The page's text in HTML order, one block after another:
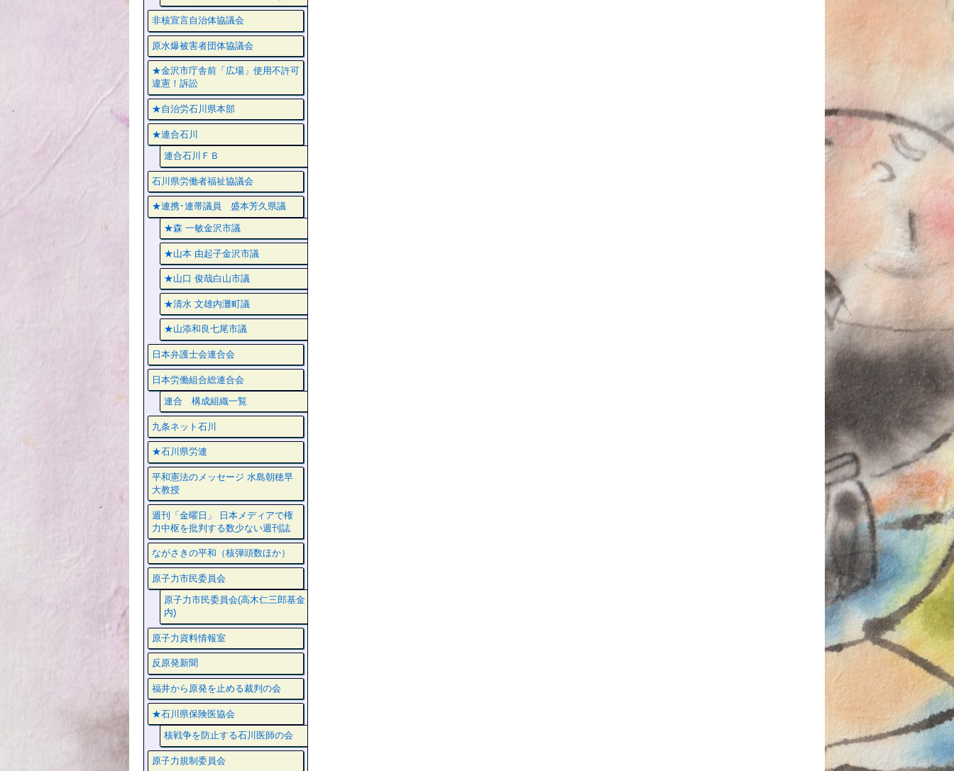
非核宣言自治体協議会
原水爆被害者団体協議会
★金沢市庁舎前「広場」使用不許可
違憲！訴訟
★自治労石川県本部
★連合石川
連合石川ＦＢ
石川県労働者福祉協議会
★連携･連帯議員 盛本芳久県議
★森 一敏金沢市議
★山本 由起子金沢市議
★山口 俊哉白山市議
★清水 文雄内灘町議
★山添和良七尾市議
日本弁護士会連合会
日本労働組合総連合会
連合 構成組織一覧
九条ネット石川
★石川県労連
平和憲法のメッセージ 水島朝穂早
大教授
週刊「金曜日」 日本メディアで権
力中枢を批判する数少ない週刊誌
ながさきの平和（核弾頭数ほか）
原子力市民委員会
原子力市民委員会(高木仁三郎基金
内)
原子力資料情報室
反原発新聞
福井から原発を止める裁判の会
★石川県保険医協会
核戦争を防止する石川医師の会
原子力規制委員会